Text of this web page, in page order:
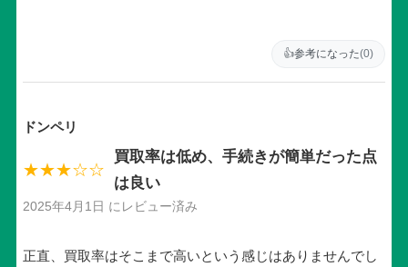
👍参考になった(0)
ドンペリ
★★★☆☆
買取率は低め、手続きが簡単だった点
は良い
2025年4月1日 にレビュー済み
正直、買取率はそこまで高いという感じはありませんでし